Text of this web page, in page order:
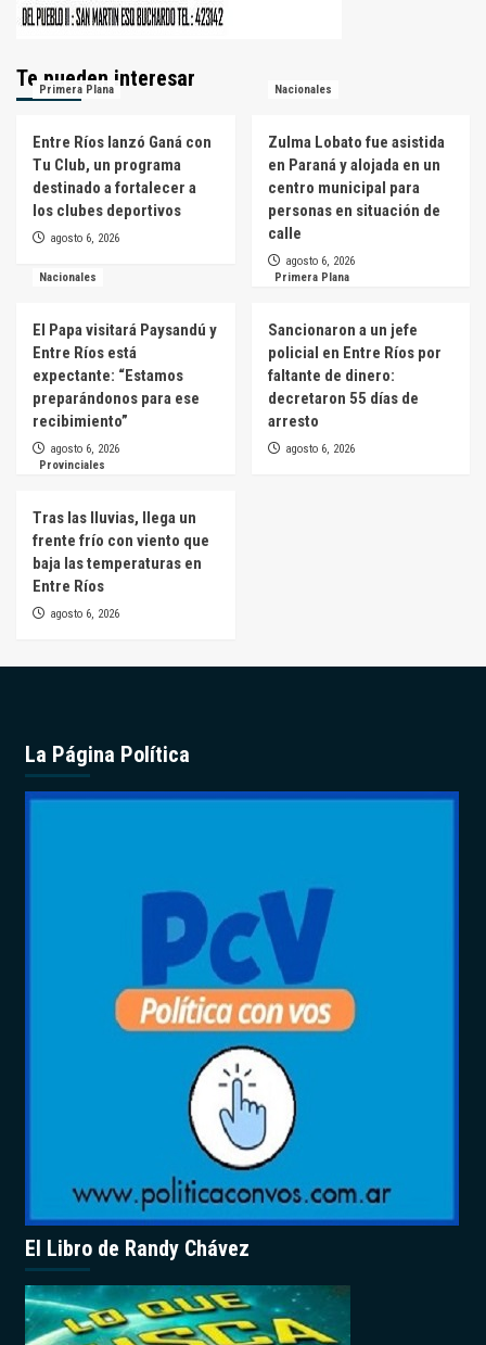
Te pueden interesar
Primera Plana
Entre Ríos lanzó Ganá con
Tu Club, un programa
destinado a fortalecer a
los clubes deportivos
agosto 6, 2026
Nacionales
Zulma Lobato fue asistida
en Paraná y alojada en un
centro municipal para
personas en situación de
calle
agosto 6, 2026
Nacionales
El Papa visitará Paysandú y
Entre Ríos está
expectante: “Estamos
preparándonos para ese
recibimiento”
agosto 6, 2026
Primera Plana
Sancionaron a un jefe
policial en Entre Ríos por
faltante de dinero:
decretaron 55 días de
arresto
agosto 6, 2026
Provinciales
Tras las lluvias, llega un
frente frío con viento que
baja las temperaturas en
Entre Ríos
agosto 6, 2026
La Página Política
El Libro de Randy Chávez